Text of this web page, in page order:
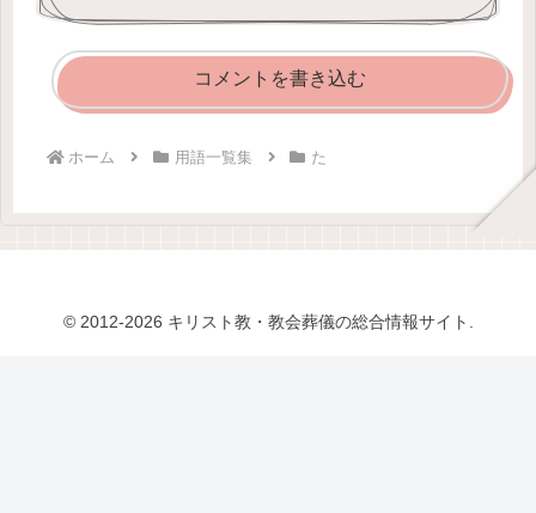
コメントを書き込む
ホーム 用語一覧集 た
© 2012-2026 キリスト教・教会葬儀の総合情報サイト.